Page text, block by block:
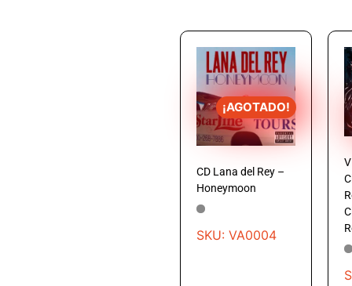
¡AGOTADO!
CD Lana del Rey –
Honeymoon
SKU: VA0004